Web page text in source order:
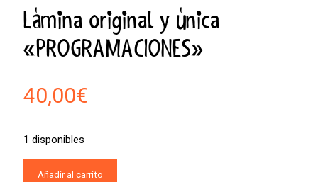
Lámina original y única
«PROGRAMACIONES»
40,00€
1 disponibles
Añadir al carrito